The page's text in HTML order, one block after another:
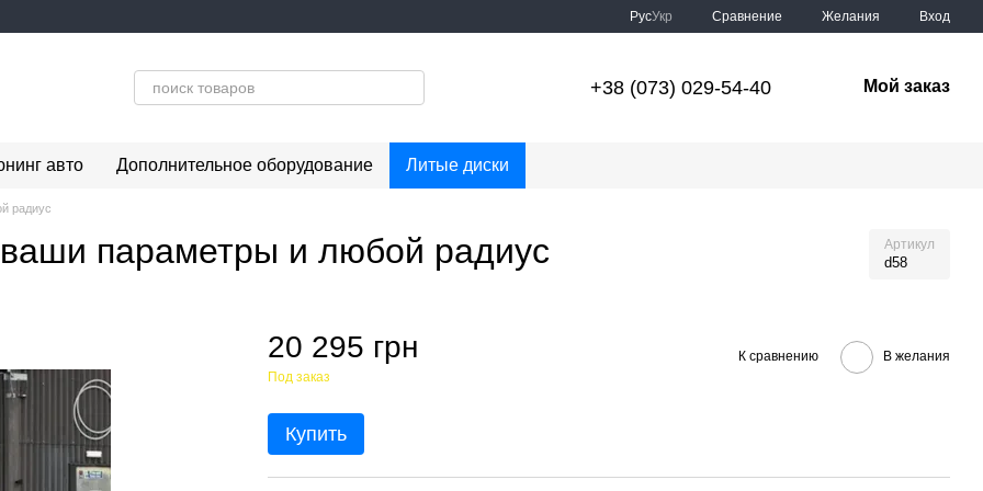
РусУкр Сравнение Желания Вход
+38 (073) 029-54-40 Мой заказ
авто Дополнительное оборудование Литые диски
радиус
параметры и любой радиус Артикул
d58
20 295 грн
Под заказ
К сравнению В желания
Купить